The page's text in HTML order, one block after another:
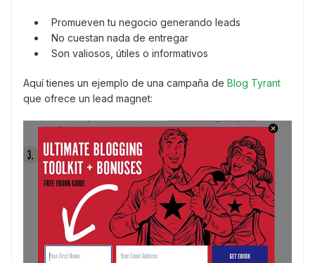
Promueven tu negocio generando leads
No cuestan nada de entregar
Son valiosos, útiles o informativos
Aquí tienes un ejemplo de una campaña de Blog Tyrant
que ofrece un lead magnet: